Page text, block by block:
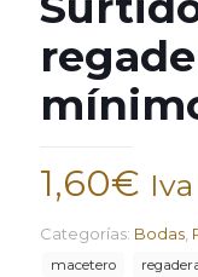
1,60€
Categorías: Bodas,
macetero